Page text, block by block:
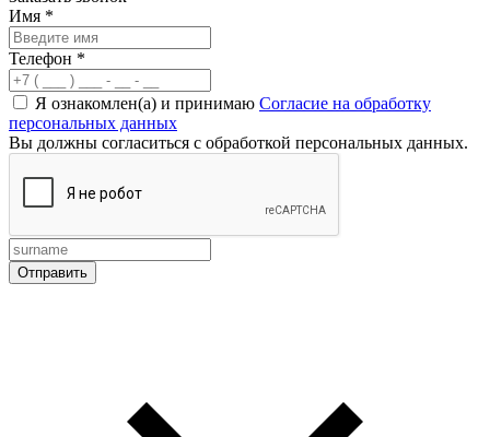
Имя *
Телефон *
Я ознакомлен(а) и принимаю Согласие на обработку
персональных данных
Вы должны согласиться с обработкой персональных данных.